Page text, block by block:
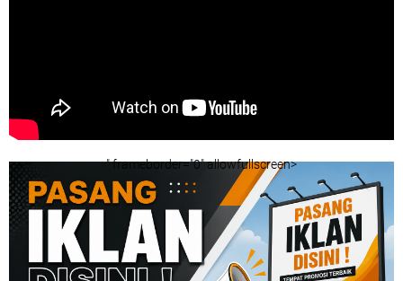
" frameborder="0" allowfullscreen>